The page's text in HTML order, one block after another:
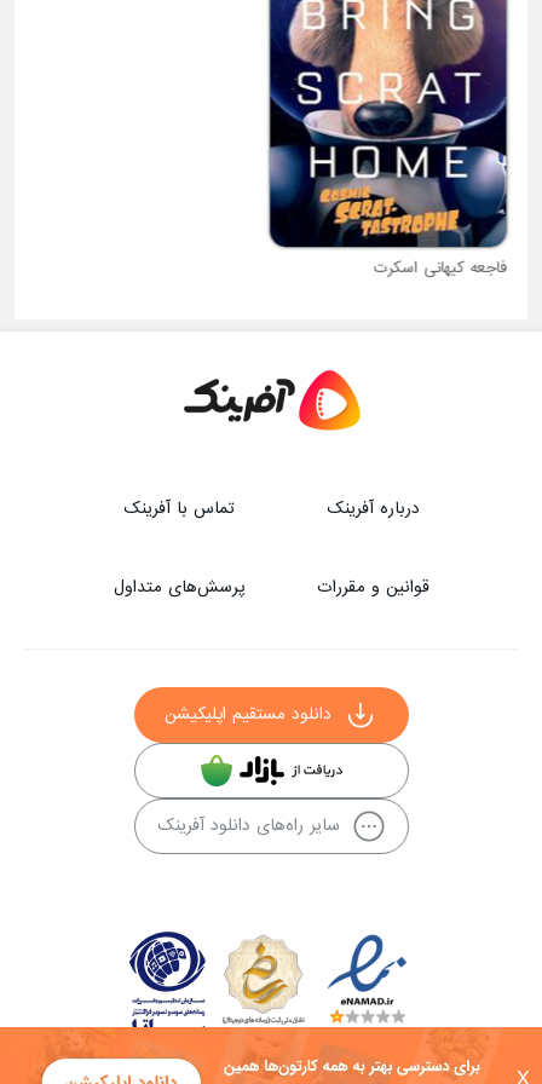
فاجعه کیهانی اسکرت
درباره آفرینک تماس با آفرینک
قوانین و مقررات پرسش‌های متداول
دانلود مستقیم اپلیکیشن
سایر راه‌های دانلود آفرینک